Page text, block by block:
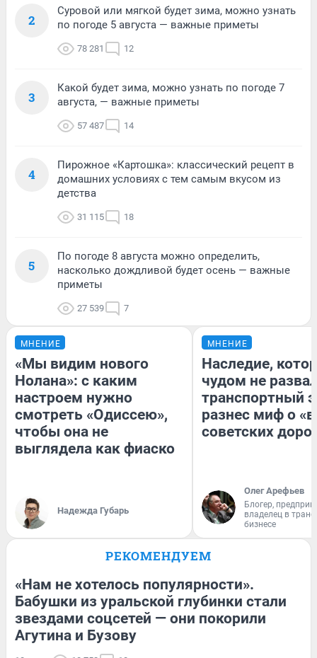
2
Суровой или мягкой будет зима, можно узнать
по погоде 5 августа — важные приметы
78 281 12
3
Какой будет зима, можно узнать по погоде 7
августа, — важные приметы
57 487 14
4
Пирожное «Картошка»: классический рецепт в
домашних условиях с тем самым вкусом из
детства
31 115 18
5
По погоде 8 августа можно определить,
насколько дождливой будет осень — важные
приметы
27 539 7
МНЕНИЕ
«Мы видим нового
Нолана»: с каким
настроем нужно
смотреть «Одиссею»,
чтобы она не
выглядела как фиаско
Надежда Губарь
МНЕНИЕ
Наследие,
чудом не
транспортный
разнес миф о
советских
Олег Арефьев
Блогер,
владелец в
бизнесе
РЕКОМЕНДУЕМ
«Нам не хотелось популярности».
Бабушки из уральской глубинки стали
звездами соцсетей — они покорили
Агутина и Бузову